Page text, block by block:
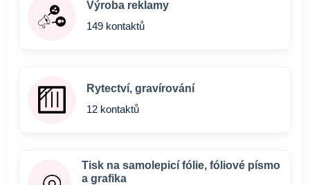
Výroba reklamy
149 kontaktů
Rytectví, gravírování
12 kontaktů
Tisk na samolepicí fólie, fóliové písmo
a grafika